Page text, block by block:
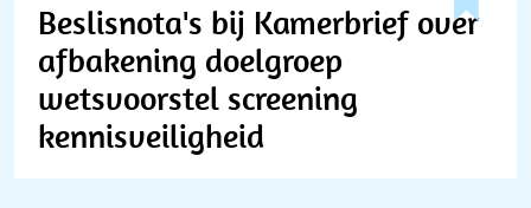
Beslisnota's bij Kamerbrief over
afbakening doelgroep
wetsvoorstel screening
kennisveiligheid